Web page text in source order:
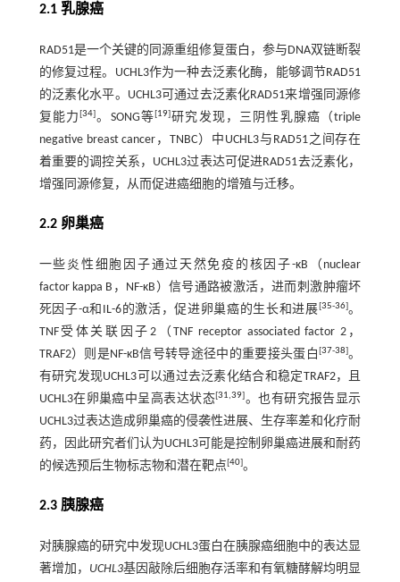
2.1 乳腺癌
RAD51是一个关键的同源重组修复蛋白，参与DNA双链断裂
的修复过程。UCHL3作为一种去泛素化酶，能够调节RAD51
的泛素化水平。UCHL3可通过去泛素化RAD51来增强同源修
复能力[34]。SONG等[19]研究发现，三阴性乳腺癌（triple
negative breast cancer，TNBC）中UCHL3与RAD51之间存在
着重要的调控关系，UCHL3过表达可促进RAD51去泛素化，
增强同源修复，从而促进癌细胞的增殖与迁移。
2.2 卵巢癌
一些炎性细胞因子通过天然免疫的核因子-κB（nuclear
factor kappa B，NF-κB）信号通路被激活，进而刺激肿瘤坏
死因子-α和IL-6的激活，促进卵巢癌的生长和进展[35-36]。
TNF受体关联因子2（TNF receptor associated factor 2，
TRAF2）则是NF-κB信号转导途径中的重要接头蛋白[37-38]。
有研究发现UCHL3可以通过去泛素化结合和稳定TRAF2，且
UCHL3在卵巢癌中呈高表达状态[31,39]。也有研究报告显示
UCHL3过表达造成卵巢癌的侵袭性进展、生存率差和化疗耐
药，因此研究者们认为UCHL3可能是控制卵巢癌进展和耐药
的候选预后生物标志物和潜在靶点[40]。
2.3 胰腺癌
对胰腺癌的研究中发现UCHL3蛋白在胰腺癌细胞中的表达显
著增加， UCHL3基因敲除后细胞存活率和有氧糖酵解均明显